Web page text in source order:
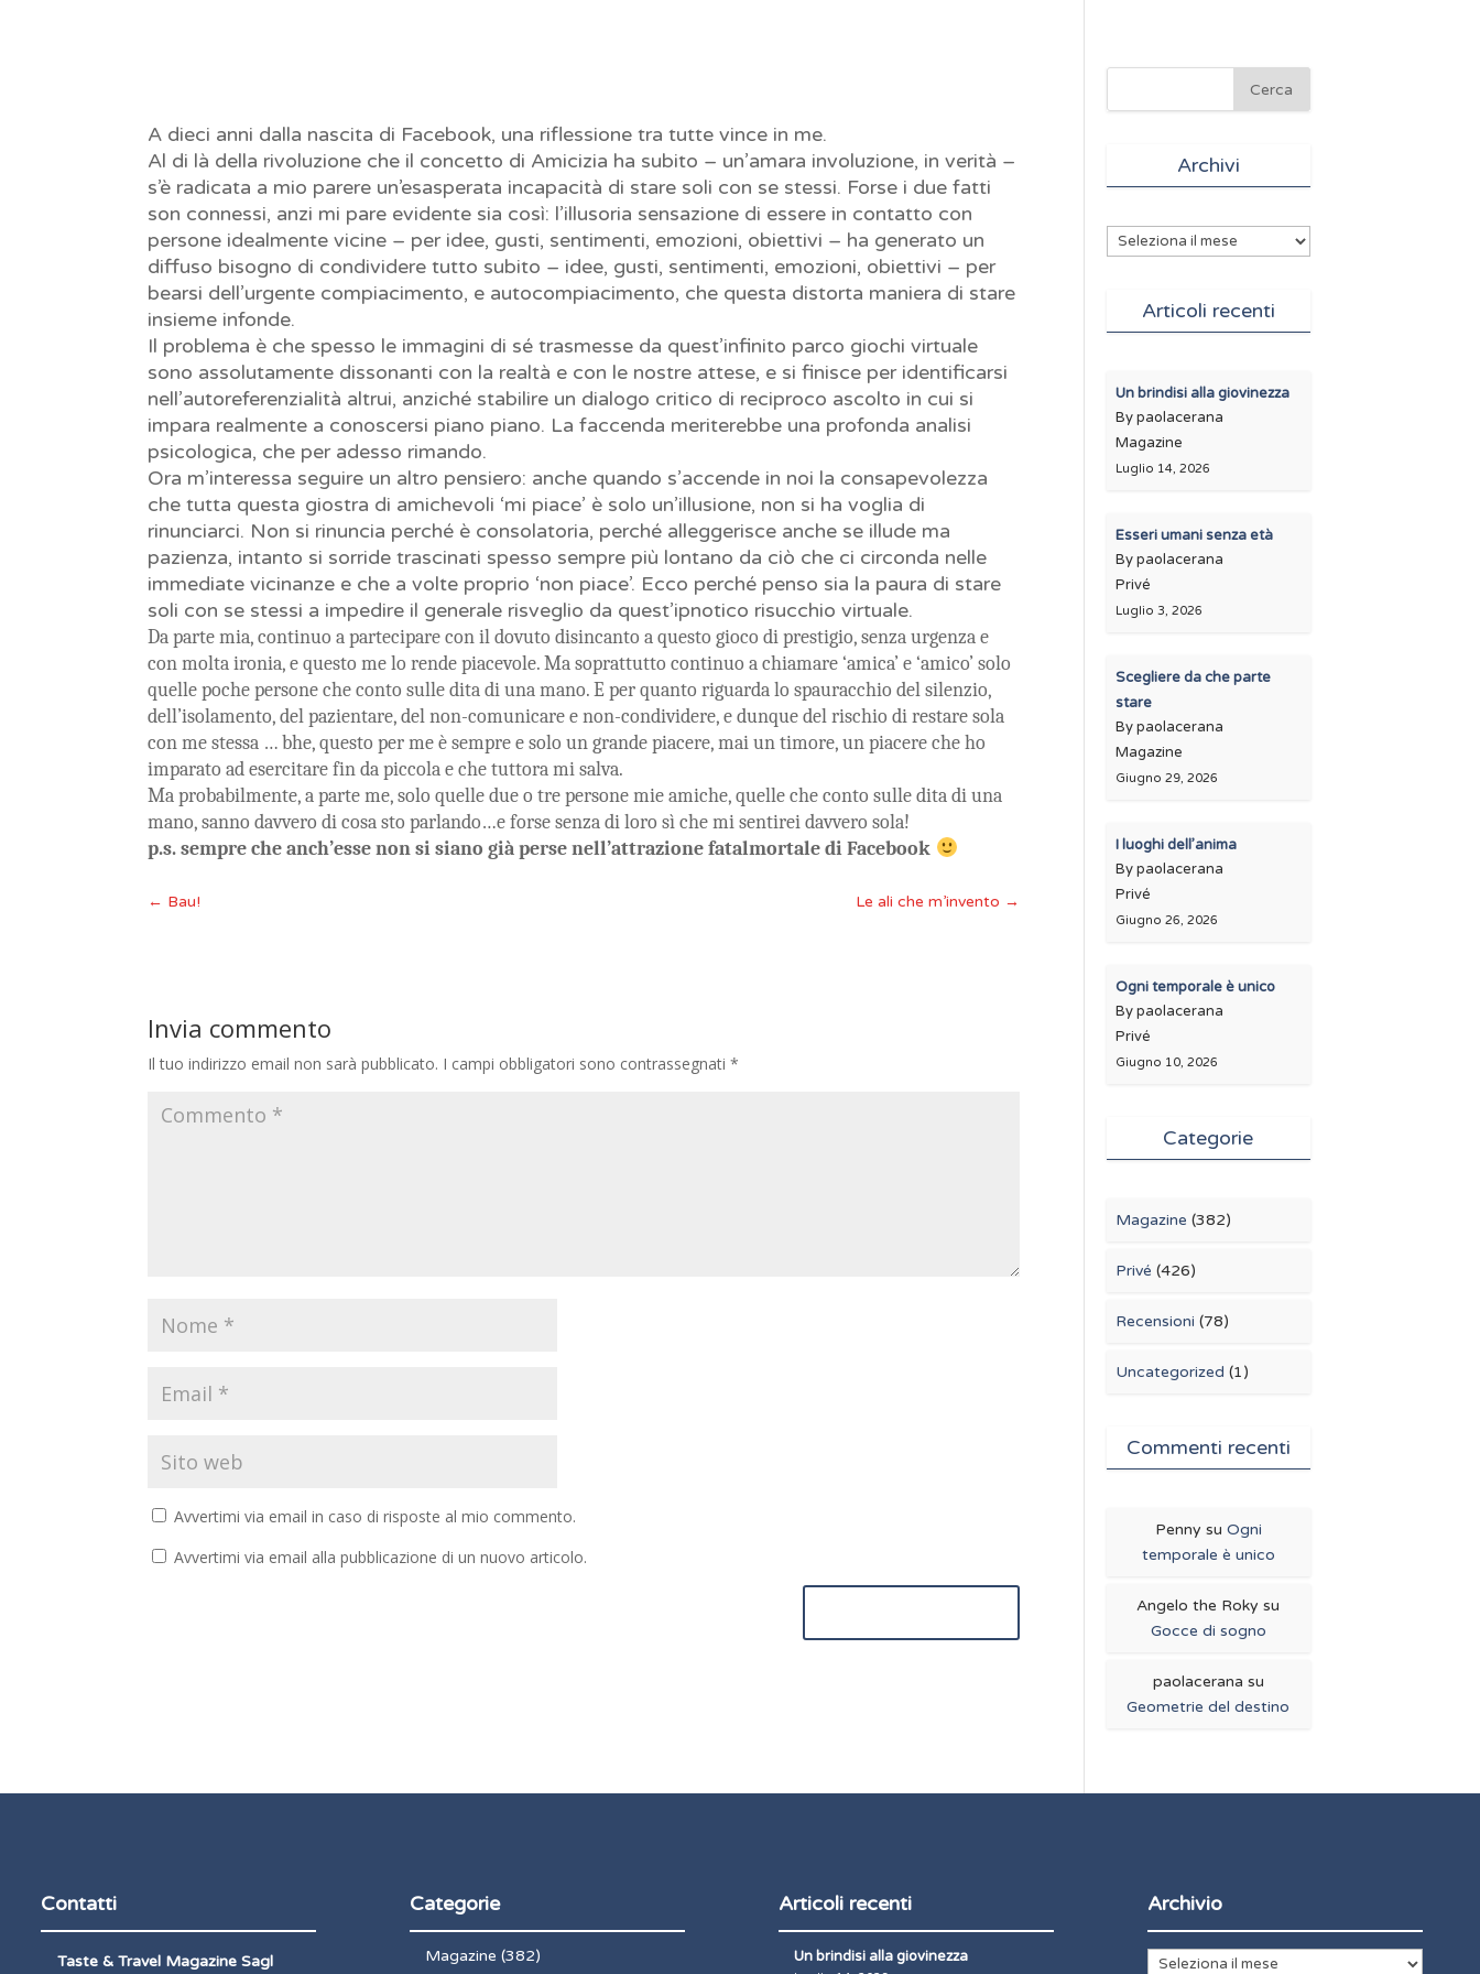
A dieci anni dalla nascita di Facebook, una riflessione tra tutte vince in me.
Al di là della rivoluzione che il concetto di Amicizia ha subito – un’amara involuzione, in verità –
s’è radicata a mio parere un’esasperata incapacità di stare soli con se stessi. Forse i due fatti
son connessi, anzi mi pare evidente sia così: l’illusoria sensazione di essere in contatto con
persone idealmente vicine – per idee, gusti, sentimenti, emozioni, obiettivi – ha generato un
diffuso bisogno di condividere tutto subito – idee, gusti, sentimenti, emozioni, obiettivi – per
bearsi dell’urgente compiacimento, e autocompiacimento, che questa distorta maniera di stare
insieme infonde.
Il problema è che spesso le immagini di sé trasmesse da quest’infinito parco giochi virtuale
sono assolutamente dissonanti con la realtà e con le nostre attese, e si finisce per identificarsi
nell’autoreferenzialità altrui, anziché stabilire un dialogo critico di reciproco ascolto in cui si
impara realmente a conoscersi piano piano. La faccenda meriterebbe una profonda analisi
psicologica, che per adesso rimando.
Ora m’interessa seguire un altro pensiero: anche quando s’accende in noi la consapevolezza
che tutta questa giostra di amichevoli ‘mi piace’ è solo un’illusione, non si ha voglia di
rinunciarci. Non si rinuncia perché è consolatoria, perché alleggerisce anche se illude ma
pazienza, intanto si sorride trascinati spesso sempre più lontano da ciò che ci circonda nelle
immediate vicinanze e che a volte proprio ‘non piace’. Ecco perché penso sia la paura di stare
soli con se stessi a impedire il generale risveglio da quest’ipnotico risucchio virtuale.
Da parte mia, continuo a partecipare con il dovuto disincanto a questo gioco di prestigio, senza urgenza e
con molta ironia, e questo me lo rende piacevole. Ma soprattutto continuo a chiamare ‘amica’ e ‘amico’ solo
quelle poche persone che conto sulle dita di una mano. E per quanto riguarda lo spauracchio del silenzio,
dell’isolamento, del pazientare, del non-comunicare e non-condividere, e dunque del rischio di restare sola
con me stessa … bhe, questo per me è sempre e solo un grande piacere, mai un timore, un piacere che ho
imparato ad esercitare fin da piccola e che tuttora mi salva.
Ma probabilmente, a parte me, solo quelle due o tre persone mie amiche, quelle che conto sulle dita di una
mano, sanno davvero di cosa sto parlando…e forse senza di loro sì che mi sentirei davvero sola!
p.s. sempre che anch’esse non si siano già perse nell’attrazione fatalmortale di Facebook
← Bau! Le ali che m’invento →
Invia commento
Il tuo indirizzo email non sarà pubblicato. I campi obbligatori sono contrassegnati*
Avvertimi via email in caso di risposte al mio commento.
Avvertimi via email alla pubblicazione di un nuovo articolo.
Archivi
Archivi
Articoli recenti
Un brindisi alla giovinezza
By paolacerana
Magazine
Luglio 14, 2026
Esseri umani senza età
By paolacerana
Privé
Luglio 3, 2026
Scegliere da che parte
stare
By paolacerana
Magazine
Giugno 29, 2026
I luoghi dell’anima
By paolacerana
Privé
Giugno 26, 2026
Ogni temporale è unico
By paolacerana
Privé
Giugno 10, 2026
Categorie
Magazine (382)
Privé (426)
Recensioni (78)
Uncategorized (1)
Commenti recenti
Penny su Ogni
temporale è unico
Angelo the Roky su
Gocce di sogno
paolacerana su
Geometrie del destino
Contatti
Taste & Travel Magazine Sagl
Categorie
Magazine (382)
Articoli recenti
Un brindisi alla giovinezza
Archivio